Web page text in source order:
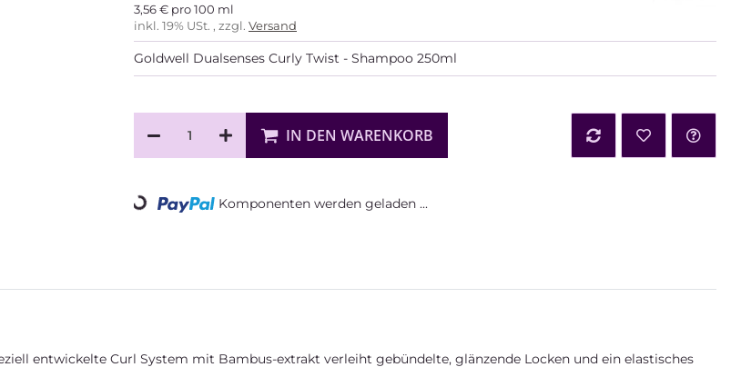
3,56 € pro 100 ml
inkl. 19% USt. , zzgl. Versand
Goldwell Dualsenses Curly Twist - Shampoo 250ml
IN DEN WARENKORB
Loading... Komponenten werden geladen ...
entwickelte Curl System mit Bambus-extrakt verleiht gebündelte, glänzende Locken und ein elastisches